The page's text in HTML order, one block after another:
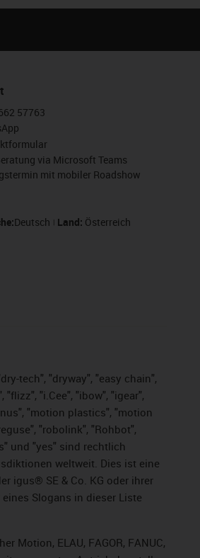
57763
via Microsoft Teams
mit mobiler Roadshow
Deutsch Land: Österreich
tech", "dryway", "easy chain",
"i.Cee", "ibow", "igear",
"motion plastics", "motion
"robolink", "Rohbot",
und "yes" sind rechtlich
weltweit. Dies ist eine
igus® SE & Co. KG oder ihrer
Slogans in dieser Liste
Motion, ELAU, FAGOR, FANUC,